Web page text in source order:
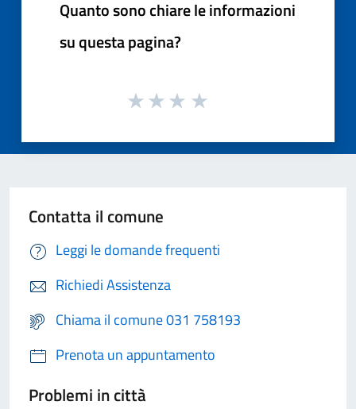
Quanto sono chiare le informazioni
su questa pagina?
Contatta il comune
Leggi le domande frequenti
Richiedi Assistenza
Chiama il comune 031 758193
Prenota un appuntamento
Problemi in città